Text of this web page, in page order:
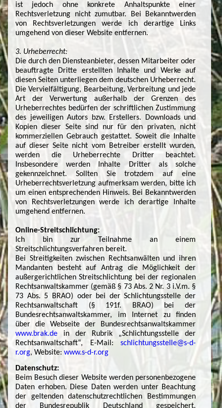
ist jedoch ohne konkrete Anhaltspunkte einer
Rechtsverletzung nicht zumutbar. Bei Bekanntwerden
von Rechtsverletzungen werde ich derartige Links
umgehend von dieser Website entfernen.
3. Urheberrecht:
Die durch den Diensteanbieter, dessen Mitarbeiter oder
beauftragte Dritte erstellten Inhalte und Werke auf
diesen Seiten unterliegen dem deutschen Urheberrecht.
Die Vervielfältigung, Bearbeitung, Verbreitung und jede
Art der Verwertung außerhalb der Grenzen des
Urheberrechtes bedürfen der schriftlichen Zustimmung
des jeweiligen Autors bzw. Erstellers. Downloads und
Kopien dieser Seite sind nur für den privaten, nicht
kommerziellen Gebrauch gestattet. Soweit die Inhalte
auf dieser Seite nicht vom Betreiber erstellt wurden,
werden die Urheberrechte Dritter beachtet.
Insbesondere werden Inhalte Dritter als solche
gekennzeichnet. Sollten Sie trotzdem auf eine
Urheberrechtsverletzung aufmerksam werden, bitte ich
um einen entsprechenden Hinweis. Bei Bekanntwerden
von Rechtsverletzungen werde ich derartige Inhalte
umgehend entfernen.
Online-Streitschlichtung:
Ich bin zur Teilnahme an einem
Streitschlichtungsverfahren bereit.
Bei Streitigkeiten zwischen Rechtsanwälten und ihren
Mandanten besteht auf Antrag die Möglichkeit der
außergerichtlichen Streitschlichtung bei der regionalen
Rechtsanwaltskammer (gemäß § 73 Abs. 2 Nr. 3 i.V.m. §
73 Abs. 5 BRAO) oder bei der Schlichtungsstelle der
Rechtsanwaltschaft (§ 191f. BRAO) bei der
Bundesrechtsanwaltskammer, im Internet zu finden
über die Webseite der Bundesrechtsanwaltskammer
www.brak.de in der Rubrik „Schlichtungsstelle der
Rechtsanwaltschaft“, E-Mail: schlichtungsstelle@s-d-
r.org, Website: www.s-d-r.org
Datenschutz:
Beim Besuch dieser Website werden personenbezogene
Daten erhoben. Diese Daten werden unter Beachtung
der geltenden datenschutzrechtlichen Bestimmungen
der Bundesrepublik Deutschland gespeichert,